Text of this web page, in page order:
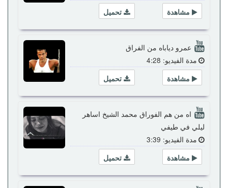
تحميل
مشاهدة
عمرو دياباه من الفراق
مدة الفيديو: 4:28
تحميل
مشاهدة
اه من هم الفوراق محمد الشيخ اساهر
ليلي في طيفي
مدة الفيديو: 3:39
تحميل
مشاهدة